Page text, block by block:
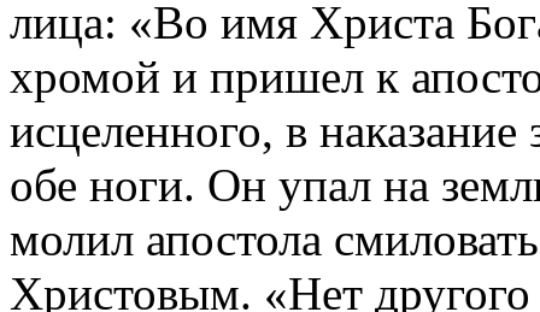
лица: «Во имя Христа
хромой и пришел к
исцеленного, в
обе ноги. Он упал на
молил апостола
Христовым. «Нет